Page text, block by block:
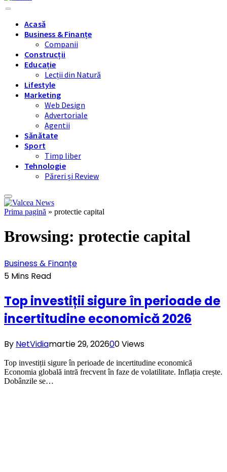
Acasă
Business & Finanțe
Companii
Construcții
Educație
Lecții din Natură
Lifestyle
Marketing
Web Design
Advertoriale
Agentii
Sănătate
Sport
Timp liber
Tehnologie
Păreri și Review
Prima pagină » protectie capital
Browsing: protectie capital
Business & Finanțe
5 Mins Read
Top investiții sigure în perioade de
incertitudine economică 2026
By NetVidiamartie 29, 202600Views
Top investiții sigure în perioade de incertitudine economică
Economia globală intră frecvent în faze de volatilitate. Inflația crește.
Dobânzile se…